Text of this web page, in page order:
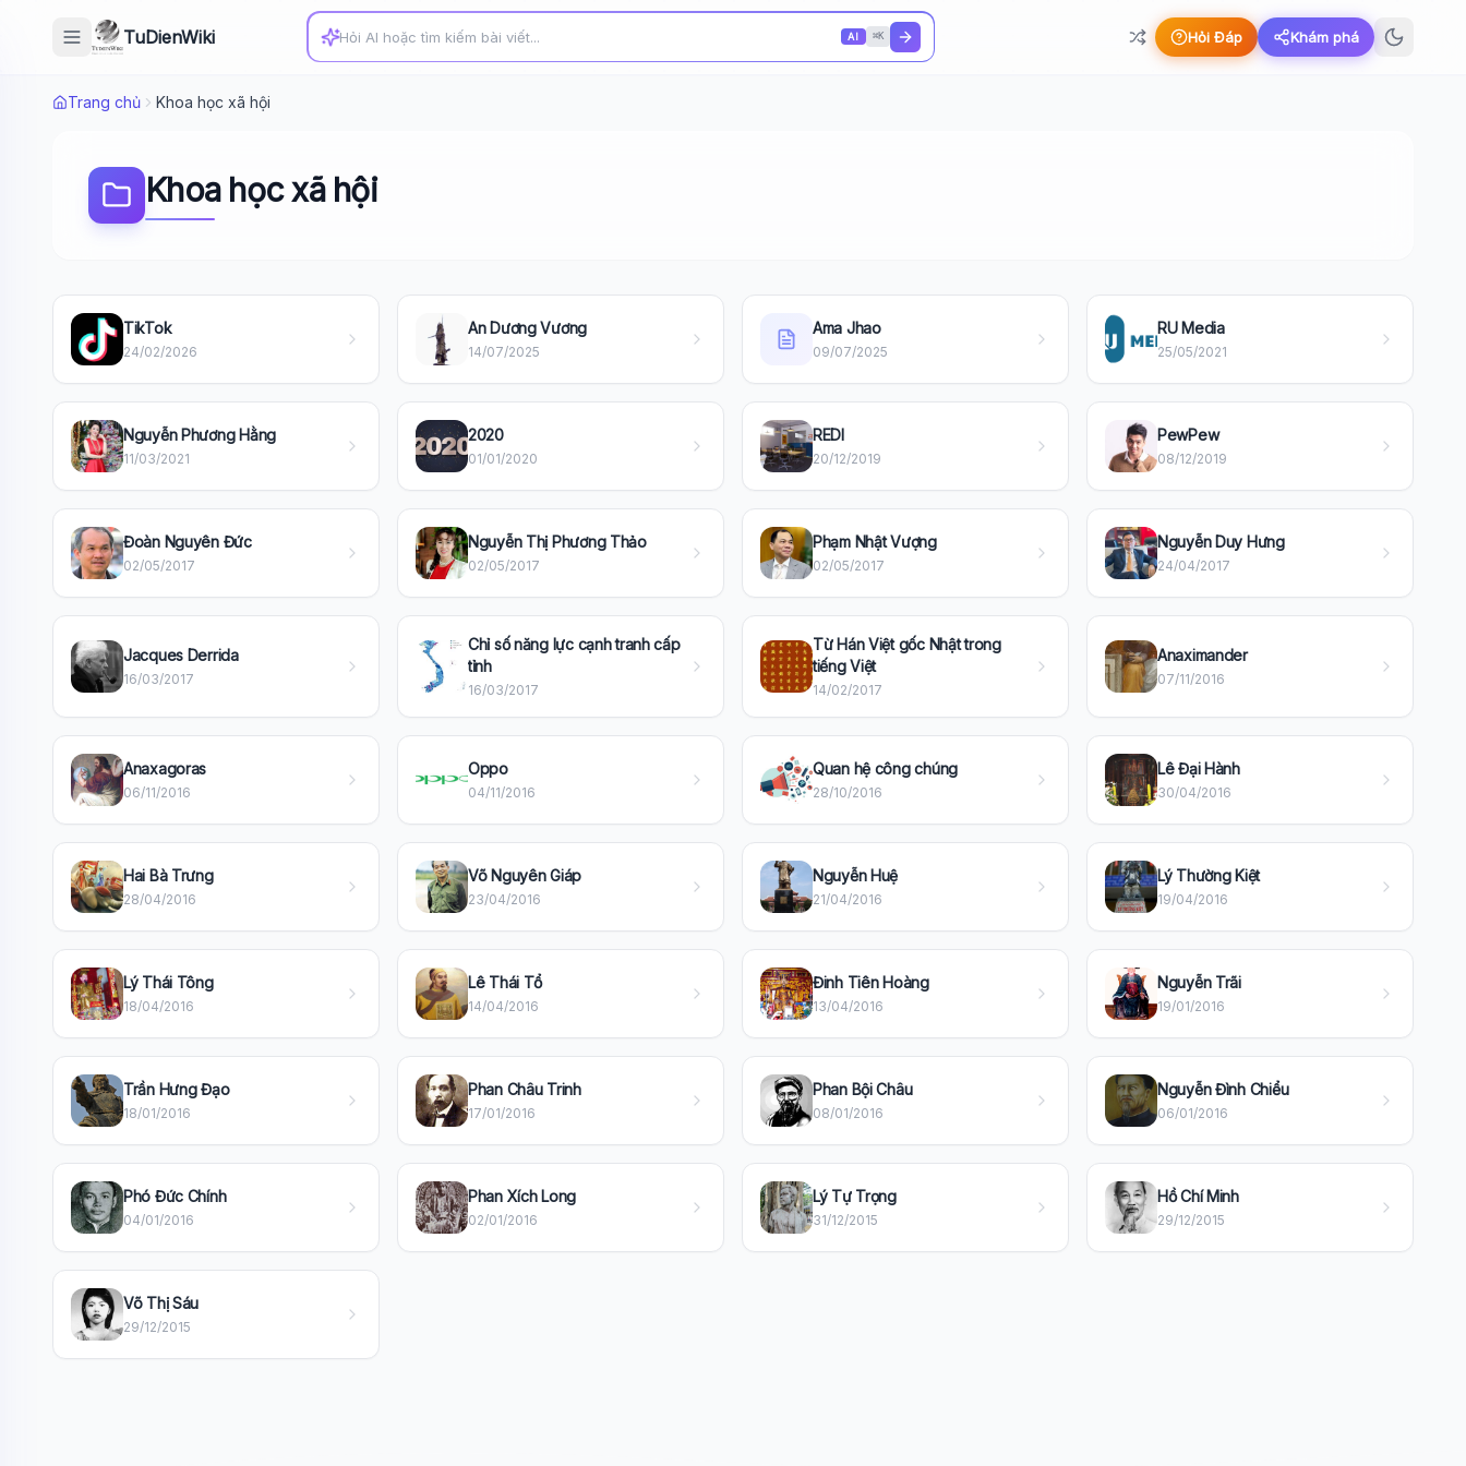
TuDienWiki AI ⌘K Hỏi Đáp Khám phá
Trang chủ Khoa học xã hội
Khoa học xã hội
TikTok
24/02/2026
An Dương Vương
14/07/2025
Ama Jhao
09/07/2025
RU Media
25/05/2021
Nguyễn Phương Hằng
11/03/2021
2020
01/01/2020
REDI
20/12/2019
PewPew
08/12/2019
Đoàn Nguyên Đức
02/05/2017
Nguyễn Thị Phương Thảo
02/05/2017
Phạm Nhật Vượng
02/05/2017
Nguyễn Duy Hưng
24/04/2017
Jacques Derrida
16/03/2017
Chỉ số năng lực cạnh tranh cấp
tỉnh
16/03/2017
Từ Hán Việt gốc Nhật trong
tiếng Việt
14/02/2017
Anaximander
07/11/2016
Anaxagoras
06/11/2016
Oppo
04/11/2016
Quan hệ công chúng
28/10/2016
Lê Đại Hành
30/04/2016
Hai Bà Trưng
28/04/2016
Võ Nguyên Giáp
23/04/2016
Nguyễn Huệ
21/04/2016
Lý Thường Kiệt
19/04/2016
Lý Thái Tông
18/04/2016
Lê Thái Tổ
14/04/2016
Đinh Tiên Hoàng
13/04/2016
Nguyễn Trãi
19/01/2016
Trần Hưng Đạo
18/01/2016
Phan Châu Trinh
17/01/2016
Phan Bội Châu
08/01/2016
Nguyễn Đình Chiểu
06/01/2016
Phó Đức Chính
04/01/2016
Phan Xích Long
02/01/2016
Lý Tự Trọng
31/12/2015
Hồ Chí Minh
29/12/2015
Võ Thị Sáu
29/12/2015